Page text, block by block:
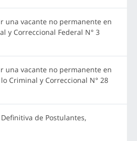
una vacante no permanente en
y Correccional Federal N° 3
una vacante no permanente en
Criminal y Correccional N° 28
de Postulantes,